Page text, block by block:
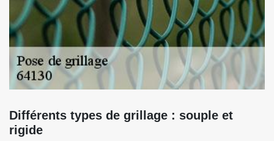
Différents types de grillage : souple et
rigide